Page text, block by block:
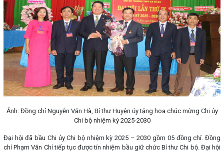
Ảnh: Đồng chí Nguyễn Văn Hà, Bí thư Huyện ủy tặng hoa chúc mừng Chi ủy
Chi bộ nhiệm kỳ 2025-2030
Đại hội đã bầu Chi ủy Chi bộ nhiệm kỳ 2025 – 2030 gồm 05 đồng chí. Đồng
chí Phạm Văn Chí tiếp tục được tín nhiệm bầu giữ chức Bí thư Chi bộ. Đại hội